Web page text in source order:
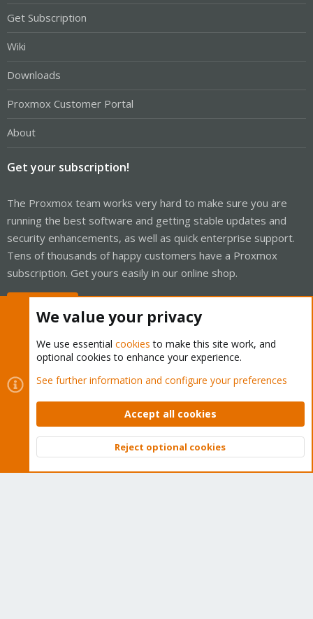
Get Subscription
Wiki
Downloads
Proxmox Customer Portal
About
Get your subscription!
The Proxmox team works very hard to make sure you are
running the best software and getting stable updates and
security enhancements, as well as quick enterprise support.
Tens of thousands of happy customers have a Proxmox
subscription. Get yours easily in our online shop.
Cookies
Proxmox Support Forum - Light Mode
Contact us
Terms and rules Privacy policy Help Home
Community platform by XenForo © 2010-2026 XenForo Ltd.
Top
We value your privacy
We use essential cookies to make this site work, and
optional cookies to enhance your experience.
See further information and configure your preferences
Accept all cookies
Reject optional cookies